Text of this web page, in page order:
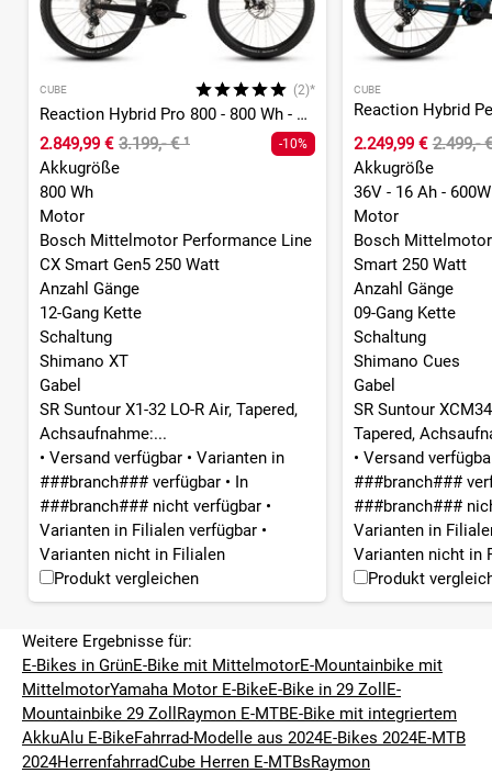
CUBE (2)*
Reaction Hybrid Pro 800 - 800 Wh - 29 Zoll - Diamant
2.849,99 € 3.199,- €¹ -10%
Akkugröße
800 Wh
Motor
Bosch Mittelmotor Performance Line
CX Smart Gen5 250 Watt
Anzahl Gänge
12-Gang Kette
Schaltung
Shimano XT
Gabel
SR Suntour X1-32 LO-R Air, Tapered,
Achsaufnahme:...
• Versand verfügbar • Varianten in
###branch### verfügbar • In
###branch### nicht verfügbar •
Varianten in Filialen verfügbar •
Varianten nicht in Filialen
Produkt vergleichen
CUBE
2.249,99 € 2.499,-
Akkugröße
36V - 16 Ah -
Motor
Bosch
Smart 250 Watt
Anzahl Gänge
09-Gang Kette
Schaltung
Shimano Cues
Gabel
SR Suntour
Tapered,
• Versand
###branch###
###branch###
Varianten in
Varianten nicht in
Produkt
Weitere Ergebnisse für:
E-Bikes in GrünE-Bike mit MittelmotorE-Mountainbike mit
MittelmotorYamaha Motor E-BikeE-Bike in 29 Zoll E-
Mountainbike 29 Zoll Raymon E-MTBE-Bike mit integriertem
AkkuAlu E-BikeFahrrad-Modelle aus 2024E-Bikes 2024E-MTB
2024HerrenfahrradCube Herren E-MTBsRaymon